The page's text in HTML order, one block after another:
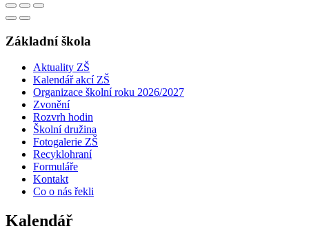
Základní škola
Aktuality ZŠ
Kalendář akcí ZŠ
Organizace školní roku 2026/2027
Zvonění
Rozvrh hodin
Školní družina
Fotogalerie ZŠ
Recyklohraní
Formuláře
Kontakt
Co o nás řekli
Kalendář